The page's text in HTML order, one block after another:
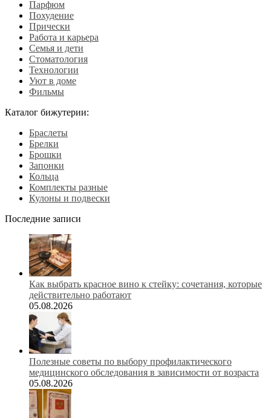
Парфюм
Похудение
Прически
Работа и карьера
Семья и дети
Стоматология
Технологии
Уют в доме
Фильмы
Каталог бижутерии:
Браслеты
Брелки
Брошки
Запонки
Кольца
Комплекты разные
Кулоны и подвески
Последние записи
Как выбрать красное вино к стейку: сочетания, которые
действительно работают
05.08.2026
Полезные советы по выбору профилактического
медицинского обследования в зависимости от возраста
05.08.2026